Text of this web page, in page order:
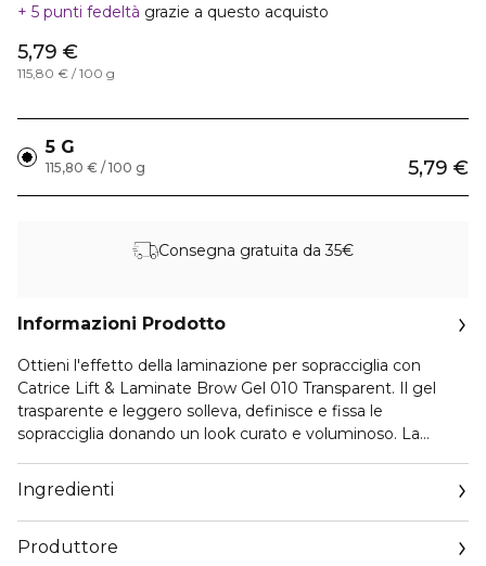
5 punti fedeltà grazie a questo acquisto
5,79 €
115,80 € / 100 g
5 G
5,79 €
115,80 € / 100 g
Consegna gratuita da 35€
Informazioni Prodotto
Ottieni l'effetto della laminazione per sopracciglia con
Catrice Lift & Laminate Brow Gel 010 Transparent. Il gel
trasparente e leggero solleva, definisce e fissa le
sopracciglia donando un look curato e voluminoso. La
flessibile, senza lasciare residui bianchi, scaglie o rigidità —
adatta a tutti i tipi e colori di sopracciglia. Pensalo come il
modo più semplice per ottenere sopracciglia pulite e
scolpite, che appaiono comunque naturalmente tue.
Ingredienti
Produttore